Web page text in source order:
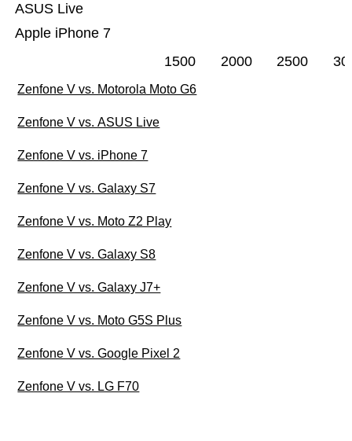
Apple iPhone 7
ASUS Live
1500 2000 2500
Zenfone V vs. Motorola Moto G6
Zenfone V vs. ASUS Live
Zenfone V vs. iPhone 7
Zenfone V vs. Galaxy S7
Zenfone V vs. Moto Z2 Play
Zenfone V vs. Galaxy S8
Zenfone V vs. Galaxy J7+
Zenfone V vs. Moto G5S Plus
Zenfone V vs. Google Pixel 2
Zenfone V vs. LG F70